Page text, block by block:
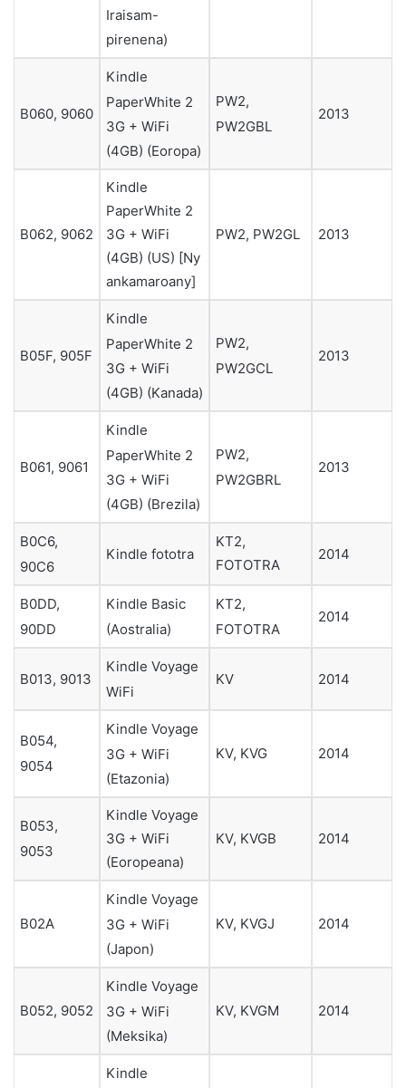
Iraisam-
pirenena)
B060, 9060
Kindle
PaperWhite 2
3G + WiFi
(4GB) (Eoropa)
PW2,
PW2GBL
2013
B062, 9062
Kindle
PaperWhite 2
3G + WiFi
(4GB) (US) [Ny
ankamaroany]
PW2, PW2GL 2013
B05F, 905F
Kindle
PaperWhite 2
3G + WiFi
(4GB) (Kanada)
PW2,
PW2GCL
2013
B061, 9061
Kindle
PaperWhite 2
3G + WiFi
(4GB) (Brezila)
PW2,
PW2GBRL
2013
B0C6,
90C6
Kindle fototra
KT2,
FOTOTRA
2014
B0DD,
90DD
Kindle Basic
(Aostralia)
KT2,
FOTOTRA
2014
B013, 9013
Kindle Voyage
WiFi
KV 2014
B054,
9054
Kindle Voyage
3G + WiFi
(Etazonia)
KV, KVG 2014
B053,
9053
Kindle Voyage
3G + WiFi
(Eoropeana)
KV, KVGB 2014
B02A
Kindle Voyage
3G + WiFi
(Japon)
KV, KVGJ 2014
B052, 9052
Kindle Voyage
3G + WiFi
(Meksika)
KV, KVGM 2014
Kindle